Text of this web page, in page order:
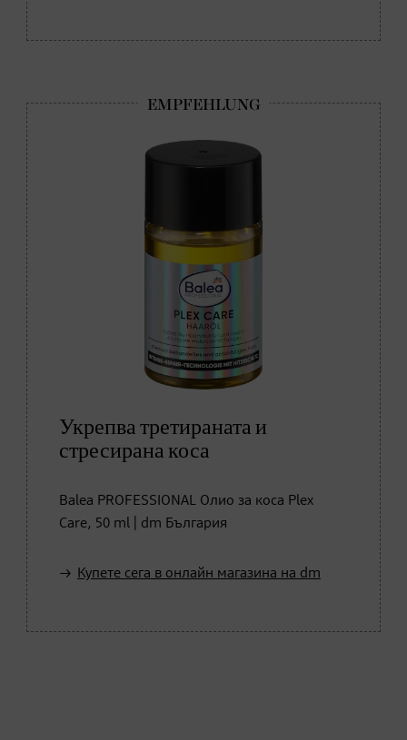
Укрепва третираната и
стресирана коса
Balea PROFESSIONAL Олио за коса Plex
Care, 50 ml | dm България
Купете сега в онлайн магазина на dm